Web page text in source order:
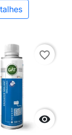

favorite_border